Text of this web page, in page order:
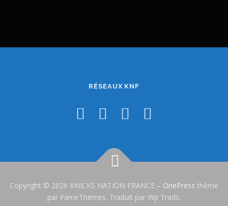
RÉSEAUX KNF
Copyright © 2026 KNICKS NATION FRANCE – OnePress thème
par FameThemes. Traduit par Wp Trads.